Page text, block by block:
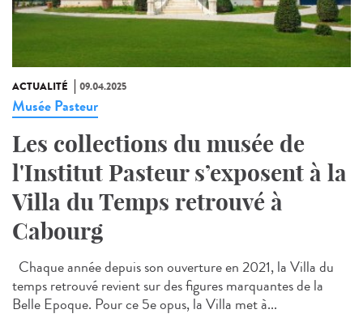
ACTUALITÉ 09.04.2025
Musée Pasteur
Les collections du musée de
l'Institut Pasteur s’exposent à la
Villa du Temps retrouvé à
Cabourg
Chaque année depuis son ouverture en 2021, la Villa du
temps retrouvé revient sur des figures marquantes de la
Belle Epoque. Pour ce 5e opus, la Villa met à...